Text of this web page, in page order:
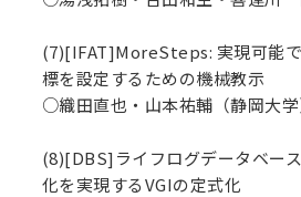
(7)[IFAT]MoreSteps: 実現可能
標を設定するための機械教示
○織田直也・山本祐輔（静岡大学
(8)[DBS]ライフログデータベー
化を実現するVGIの定式化